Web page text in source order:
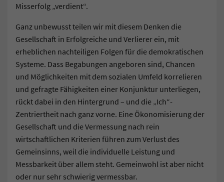
Misserfolg „verdient“.
Ganz unbewusst teilen wir mit diesem Denken die
Gesellschaft in Erfolgreiche und Verlierer ein, mit
erheblichen nachteiligen Folgen für die demokratischen
Systeme. Dass Begabungen angeboren sind, Chancen
und Möglichkeiten mit dem sozialen Umfeld korrelieren
und gefragte Fähigkeiten einer Konjunktur unterliegen,
rückt dabei in den Hintergrund – und die „Ich“-
Zentriertheit nach ganz vorne. Eine Ökonomisierung der
Gesellschaft und die Vermessung nach rein
wirtschaftlichen Kriterien führen zum Verlust des
Gemeinsinns, weil die individuelle Leistung und
Messbarkeit über allem steht. Gemeinwohl ist aber nicht
oder nur sehr schwierig vermessbar.